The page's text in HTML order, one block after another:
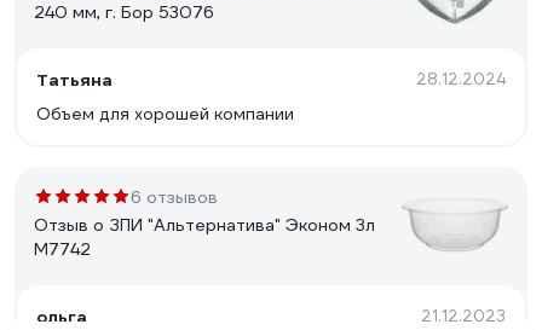
240 мм, г. Бор 53076
Татьяна 28.12.2024
Объем для хорошей компании
6 отзывов
Отзыв о ЗПИ "Альтернатива" Эконом 3л
М7742
ольга 21.12.2023